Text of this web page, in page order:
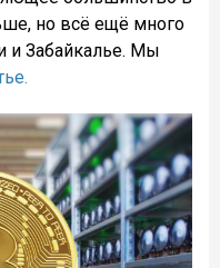
но всё ещё много
и Забайкалье. Мы